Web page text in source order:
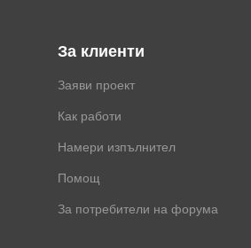
За клиенти
Заяви проект
Как работи
Намери изпълнител
Помощ
За потребители на форума